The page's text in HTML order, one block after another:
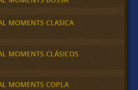
MOMENTS CLASICA
MOMENTS CLÁSICOS
MOMENTS COPLA